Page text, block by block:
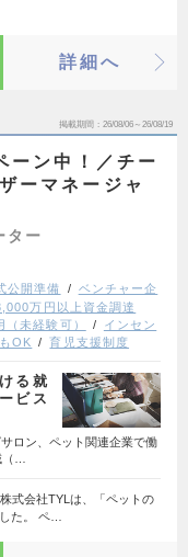
詳細へ
掲載期間 26/08/06～26/08/19
ーン中！／チー
ーマネージャ
ター
公開準備
ベンチャー企
万円以上資金調達
未経験可）
インセン
OK 育児支援制度
る就
ビス
ロン、ペット関連企業で働
…
式会社TYLは、「ペットの
た。 ペ…